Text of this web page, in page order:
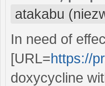
atakabu
In need of
[URL=https://
doxycycline